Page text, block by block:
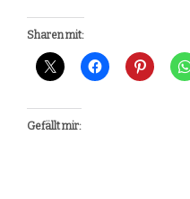
Sharen mit:
Gefällt mir: